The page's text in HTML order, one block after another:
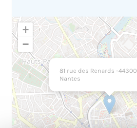
81 rue des Renards -44300
Nantes
+
−